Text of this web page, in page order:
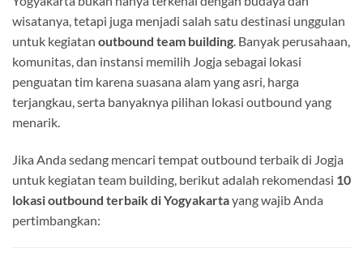
wisatanya, tetapi juga menjadi salah satu destinasi unggulan
untuk kegiatan outbound team building. Banyak perusahaan,
komunitas, dan instansi memilih Jogja sebagai lokasi
penguatan tim karena suasana alam yang asri, harga
terjangkau, serta banyaknya pilihan lokasi outbound yang
menarik.
Jika Anda sedang mencari tempat outbound terbaik di Jogja
untuk kegiatan team building, berikut adalah rekomendasi 10
lokasi outbound terbaik di Yogyakartayang wajib Anda
pertimbangkan: